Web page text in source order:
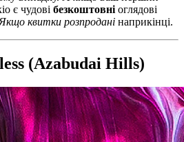
є чудові безкоштовніоглядові
квитки розпродані наприкінці.
(Azabudai Hills)